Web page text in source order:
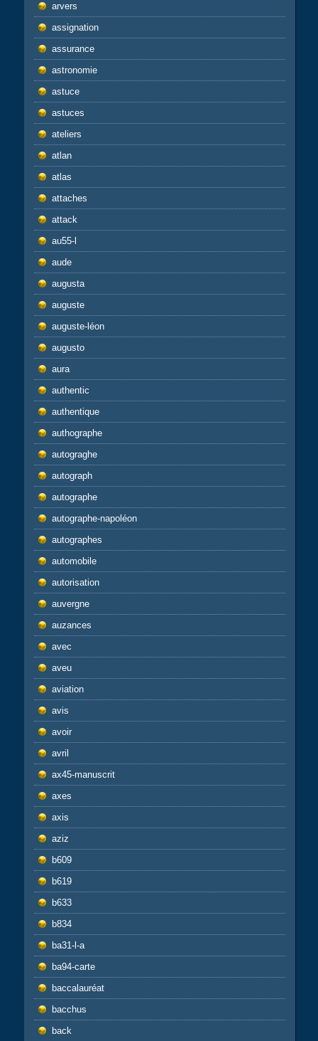
arvers
assignation
assurance
astronomie
astuce
astuces
ateliers
atlan
atlas
attaches
attack
au55-l
aude
augusta
auguste
auguste-léon
augusto
aura
authentic
authentique
authographe
autograghe
autograph
autographe
autographe-napoléon
autographes
automobile
autorisation
auvergne
auzances
avec
aveu
aviation
avis
avoir
avril
ax45-manuscrit
axes
axis
aziz
b609
b619
b633
b834
ba31-l-a
ba94-carte
baccalauréat
bacchus
back